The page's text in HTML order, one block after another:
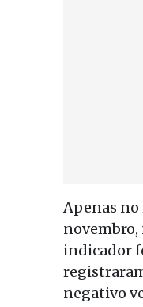
Apenas no
novembro,
indicador
negativo